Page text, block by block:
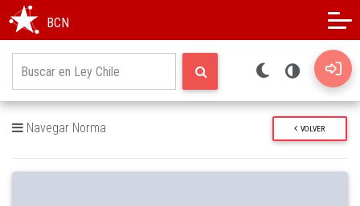
BCN
Navegar Norma VOLVER